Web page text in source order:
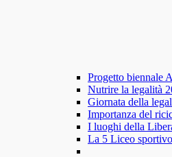
Progetto biennale
Nutrire la legalità
Giornata della
Importanza del
I luoghi della
La 5 Liceo